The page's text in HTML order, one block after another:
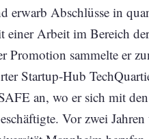
erwarb Abschlüsse in
einer Arbeit im Bereich der
sammelte er
Startup-Hub
an, wo er sich mit den
Vor zwei Jahren